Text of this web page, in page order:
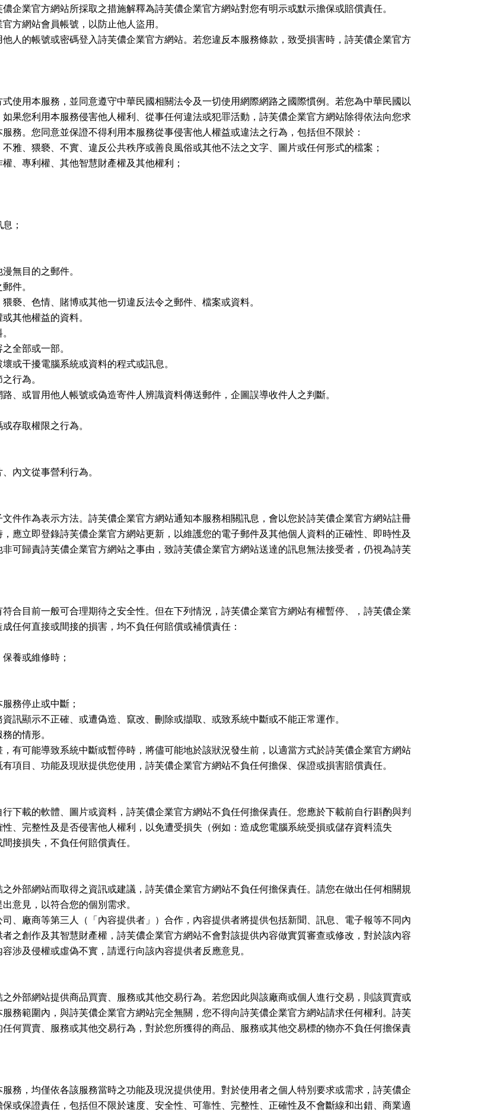
企業官方網站所採取之措施解釋為詩芙儂企業官方網站對您有明示或默示擔保或賠償責任。
方網站會員帳號，以防止他人盜用。
人的帳號或密碼登入詩芙儂企業官方網站。若您違反本服務條款，致受損害時，詩芙儂企業官方
使用本服務，並同意遵守中華民國相關法令及一切使用網際網路之國際慣例。若您為中華民國以
果您利用本服務侵害他人權利、從事任何違法或犯罪活動，詩芙儂企業官方網站除得依法向您求
務。您同意並保證不得利用本服務從事侵害他人權益或違法之行為，包括但不限於：
雅、猥褻、不實、違反公共秩序或善良風俗或其他不法之文字、圖片或任何形式的檔案；
、專利權、其他智慧財產權及其他權利；
；
無目的之郵件。
件。
褻、色情、賭博或其他一切違反法令之郵件、檔案或資料。
其他權益的資料。
全部或一部。
或干擾電腦系統或資料的程式或訊息。
行為。
、或冒用他人帳號或偽造寄件人辨識資料傳送郵件，企圖誤導收件人之判斷。
存取權限之行為。
內文從事營利行為。
件作為表示方法。詩芙儂企業官方網站通知本服務相關訊息，會以您於詩芙儂企業官方網站註冊
應立即登錄詩芙儂企業官方網站更新，以維護您的電子郵件及其他個人資料的正確性、即時性及
可歸責詩芙儂企業官方網站之事由，致詩芙儂企業官方網站送達的訊息無法接受者，仍視為詩芙
合目前一般可合理期待之安全性。但在下列情況，詩芙儂企業官方網站有權暫停、，詩芙儂企業
任何直接或間接的損害，均不負任何賠償或補償責任：
養或維修時；
務停止或中斷；
訊顯示不正確、或遭偽造、竄改、刪除或擷取、或致系統中斷或不能正常運作。
的情形。
有可能導致系統中斷或暫停時，將儘可能地於該狀況發生前，以適當方式於詩芙儂企業官方網站
項目、功能及現狀提供您使用，詩芙儂企業官方網站不負任何擔保、保證或損害賠償責任。
下載的軟體、圖片或資料，詩芙儂企業官方網站不負任何擔保責任。您應於下載前自行斟酌與判
、完整性及是否侵害他人權利，以免遭受損失（例如：造成您電腦系統受損或儲存資料流失
接損失，不負任何賠償責任。
外部網站而取得之資訊或建議，詩芙儂企業官方網站不負任何擔保責任。請您在做出任何相關規
意見，以符合您的個別需求。
、廠商等第三人（「內容提供者」）合作，內容提供者將提供包括新聞、訊息、電子報等不同內
之創作及其智慧財產權，詩芙儂企業官方網站不會對該提供內容做實質審查或修改，對於該內容
涉及侵權或虛偽不實，請逕行向該內容提供者反應意見。
外部網站提供商品買賣、服務或其他交易行為。若您因此與該廠商或個人進行交易，則該買賣或
務範圍內，與詩芙儂企業官方網站完全無關，您不得向詩芙儂企業官方網站請求任何權利。詩芙
何買賣、服務或其他交易行為，對於您所獲得的商品、服務或其他交易標的物亦不負任何擔保責
務，均僅依各該服務當時之功能及現況提供使用。對於使用者之個人特別要求或需求，詩芙儂企
或保證責任，包括但不限於速度、安全性、可靠性、完整性、正確性及不會斷線和出錯、商業適